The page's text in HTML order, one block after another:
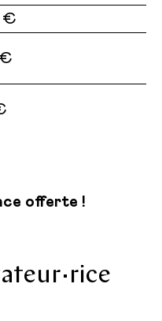
€
offerte !